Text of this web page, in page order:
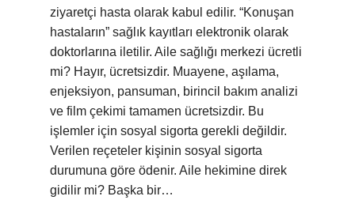
ziyaretçi hasta olarak kabul edilir. “Konuşan
hastaların” sağlık kayıtları elektronik olarak
doktorlarına iletilir. Aile sağlığı merkezi ücretli
mi? Hayır, ücretsizdir. Muayene, aşılama,
enjeksiyon, pansuman, birincil bakım analizi
ve film çekimi tamamen ücretsizdir. Bu
işlemler için sosyal sigorta gerekli değildir.
Verilen reçeteler kişinin sosyal sigorta
durumuna göre ödenir. Aile hekimine direk
gidilir mi? Başka bir…